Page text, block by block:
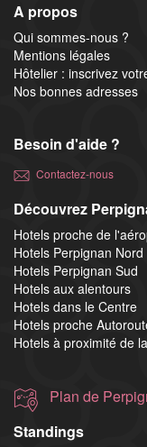
A propos
Qui sommes-nous ?
Mentions légales
Hôtelier : inscrivez
Nos bonnes adresses
Besoin d'aide ?
Contactez-nous
Découvrez
Hotels proche de
Hotels Perpignan Nord
Hotels Perpignan Sud
Hotels aux alentours
Hotels dans le Centre
Hotels proche
Hotels à proximité de
Plan de
Standings